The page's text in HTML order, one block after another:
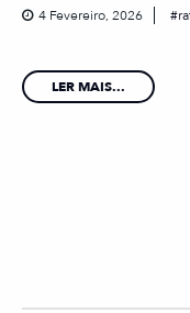
4 Fevereiro, 2026
LER MAIS...